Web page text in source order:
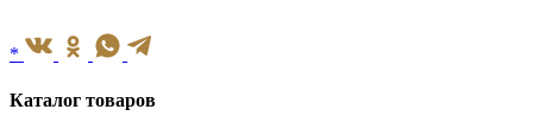
*
Каталог товаров